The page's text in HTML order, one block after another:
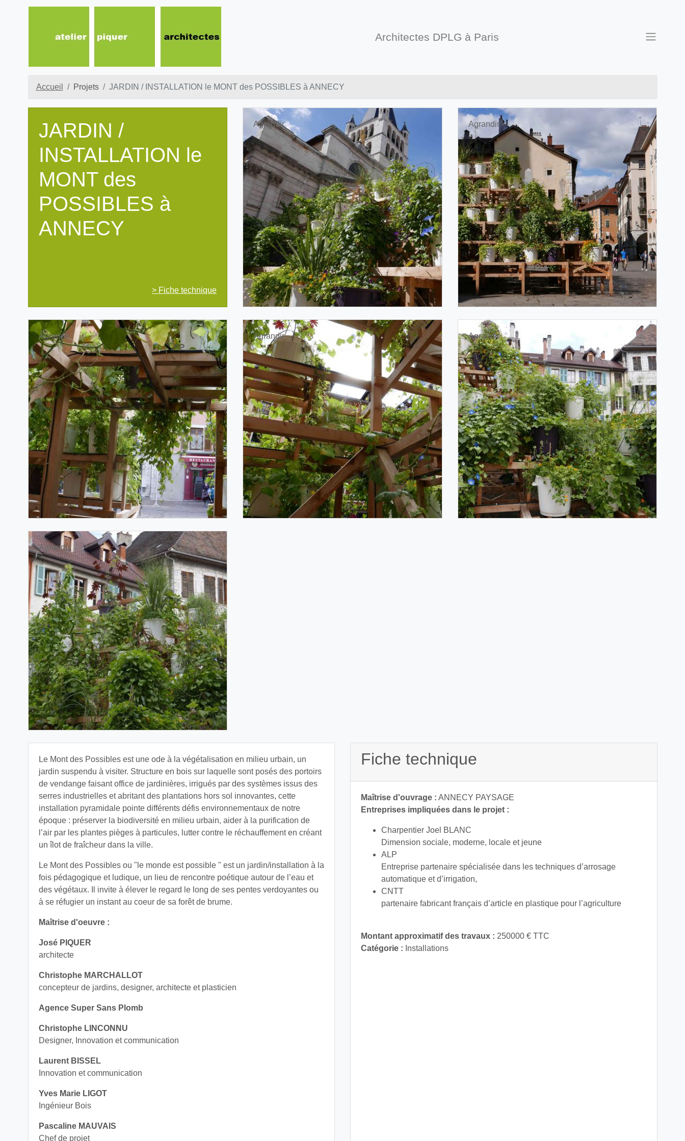
Architectes DPLG à Paris
Accueil Projets JARDIN / INSTALLATION le MONT des POSSIBLES à ANNECY
JARDIN /
INSTALLATION le
MONT des
POSSIBLES à
ANNECY
> Fiche technique
Agrandir Agrandir
Agrandir Agrandir Agrandir
Agrandir
Le Mont des Possibles est une ode à la végétalisation en milieu urbain, un
jardin suspendu à visiter. Structure en bois sur laquelle sont posés des portoirs
de vendange faisant office de jardinières, irrigués par des systèmes issus des
serres industrielles et abritant des plantations hors sol innovantes, cette
installation pyramidale pointe différents défis environnementaux de notre
époque : préserver la biodiversité en milieu urbain, aider à la purification de
l’air par les plantes pièges à particules, lutter contre le réchauffement en créant
un îlot de fraîcheur dans la ville.
Le Mont des Possibles ou "le monde est possible " est un jardin/installation à la
fois pédagogique et ludique, un lieu de rencontre poétique autour de l’eau et
des végétaux. Il invite à élever le regard le long de ses pentes verdoyantes ou
à se réfugier un instant au coeur de sa forêt de brume.
Maîtrise d'oeuvre :
José PIQUER
architecte
Christophe MARCHALLOT
concepteur de jardins, designer, architecte et plasticien
Agence Super Sans Plomb
Christophe LINCONNU
Designer, Innovation et communication
Laurent BISSEL
Innovation et communication
Yves Marie LIGOT
Ingénieur Bois
Pascaline MAUVAIS
Chef de projet
Fiche technique
Maîtrise d'ouvrage : ANNECY PAYSAGE
Entreprises impliquées dans le projet :
Charpentier Joel BLANC
Dimension sociale, moderne, locale et jeune
ALP
Entreprise partenaire spécialisée dans les techniques d’arrosage
automatique et d’irrigation,
CNTT
partenaire fabricant français d’article en plastique pour l’agriculture
Montant approximatif des travaux : 250000 € TTC
Catégorie : Installations